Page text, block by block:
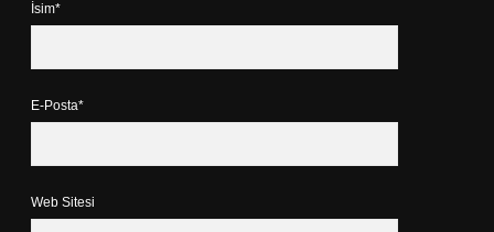
İsim*
E-Posta*
Web Sitesi